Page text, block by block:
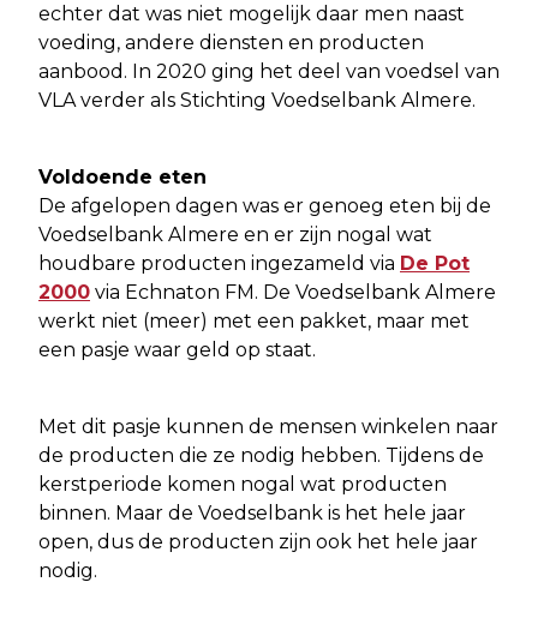
echter dat was niet mogelijk daar men naast
voeding, andere diensten en producten
aanbood. In 2020 ging het deel van voedsel van
VLA verder als Stichting Voedselbank Almere.
Voldoende eten
De afgelopen dagen was er genoeg eten bij de
Voedselbank Almere en er zijn nogal wat
houdbare producten ingezameld via De Pot
2000 via Echnaton FM. De Voedselbank Almere
werkt niet (meer) met een pakket, maar met
een pasje waar geld op staat.
Met dit pasje kunnen de mensen winkelen naar
de producten die ze nodig hebben. Tijdens de
kerstperiode komen nogal wat producten
binnen. Maar de Voedselbank is het hele jaar
open, dus de producten zijn ook het hele jaar
nodig.